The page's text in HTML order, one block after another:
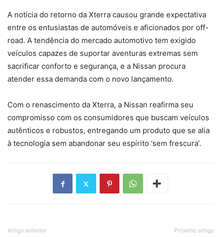
A notícia do retorno da Xterra causou grande expectativa
entre os entusiastas de automóveis e aficionados por off-
road. A tendência do mercado automotivo tem exigido
veículos capazes de suportar aventuras extremas sem
sacrificar conforto e segurança, e a Nissan procura
atender essa demanda com o novo lançamento.
Com o renascimento da Xterra, a Nissan reafirma seu
compromisso com os consumidores que buscam veículos
autênticos e robustos, entregando um produto que se alia
à tecnologia sem abandonar seu espírito ‘sem frescura’.
Artigo anterior Próximo artigo